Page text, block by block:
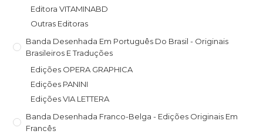
Editora VITAMINABD
Outras Editoras
Banda Desenhada Em Português Do Brasil - Originais
Brasileiros E Traduções
Edições OPERA GRAPHICA
Edições PANINI
Edições VIA LETTERA
Banda Desenhada Franco-Belga - Edições Originais Em
Francês